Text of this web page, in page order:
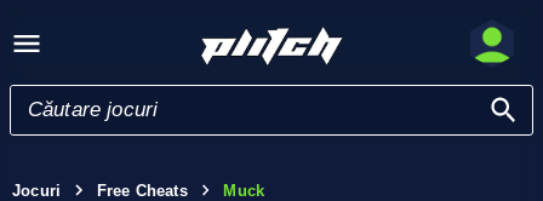
Jocuri Free Cheats Muck